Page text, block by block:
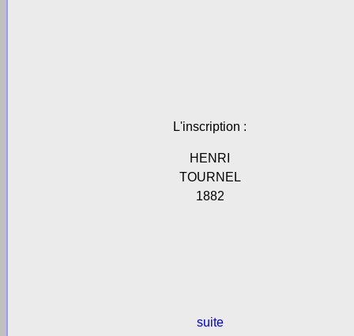
L'inscription :
HENRI
TOURNEL
1882
suite